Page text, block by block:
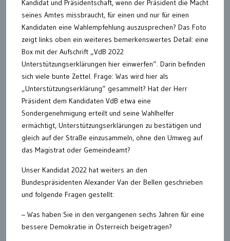
Kandidat und Präsidentschaft, wenn der Präsident die Macht
seines Amtes missbraucht, für einen und nur für einen
Kandidaten eine Wahlempfehlung auszusprechen? Das Foto
zeigt links oben ein weiteres bemerkenswertes Detail: eine
Box mit der Aufschrift „VdB 2022
Unterstützungserklärungen hier einwerfen“. Darin befinden
sich viele bunte Zettel. Frage: Was wird hier als
„Unterstützungserklärung“ gesammelt? Hat der Herr
Präsident dem Kandidaten VdB etwa eine
Sondergenehmigung erteilt und seine Wahlhelfer
ermächtigt, Unterstützungserklärungen zu bestätigen und
gleich auf der Straße einzusammeln, ohne den Umweg auf
das Magistrat oder Gemeindeamt?
Unser Kandidat 2022 hat weiters an den
Bundespräsidenten Alexander Van der Bellen geschrieben
und folgende Fragen gestellt:
– Was haben Sie in den vergangenen sechs Jahren für eine
bessere Demokratie in Österreich beigetragen?